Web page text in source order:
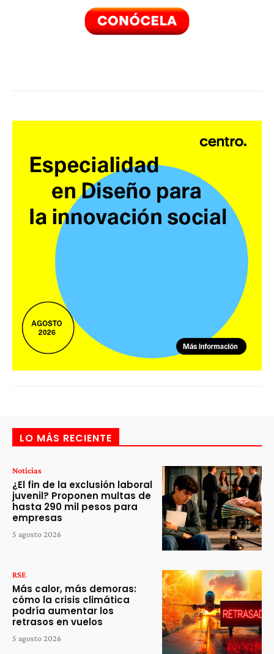
LO MÁS RECIENTE
Noticias
¿El fin de la exclusión laboral
juvenil? Proponen multas de
hasta 290 mil pesos para
empresas
5 agosto 2026
RSE
Más calor, más demoras:
cómo la crisis climática
podría aumentar los
retrasos en vuelos
5 agosto 2026